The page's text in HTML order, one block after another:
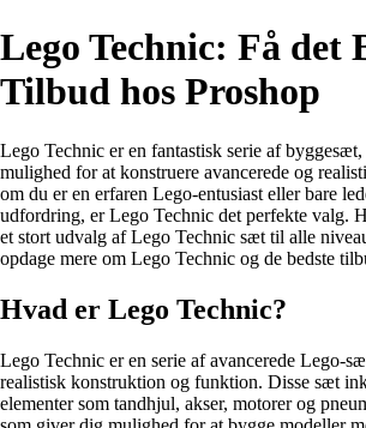
Lego Technic: Få det
Tilbud hos Proshop
Lego Technic er en fantastisk serie af
mulighed for at konstruere avancerede og
om du er en erfaren Lego-entusiast eller bare
udfordring, er Lego Technic det perfekte valg.
et stort udvalg af Lego Technic sæt til alle
opdage mere om Lego Technic og de bedste
Hvad er Lego Technic?
Lego Technic er en serie af avancerede Lego-
realistisk konstruktion og funktion. Disse sæt
elementer som tandhjul, akser, motorer og